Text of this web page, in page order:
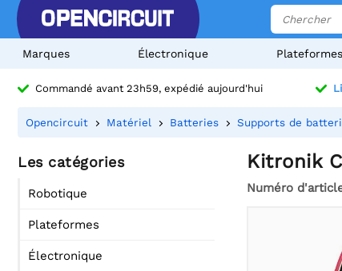
Marques Électronique Plateformes
Commandé avant 23h59, expédié aujourd'hui
Opencircuit Matériel Batteries Supports de
Les catégories
Robotique
Plateformes
Électronique
Kitronik
Numéro